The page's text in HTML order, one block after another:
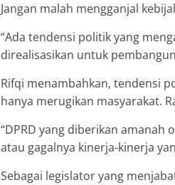
Jangan malah mengganjal
“Ada tendensi politik yang
direalisasikan untuk
Rifqi menambahkan, tendensi
hanya merugikan masyarakat.
“DPRD yang diberikan amanah
atau gagalnya kinerja-kinerja
Sebagai legislator yang